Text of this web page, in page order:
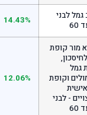
גמל לבני
14.43%
מור קופת
גמל
וקופת
- לבני
12.06%